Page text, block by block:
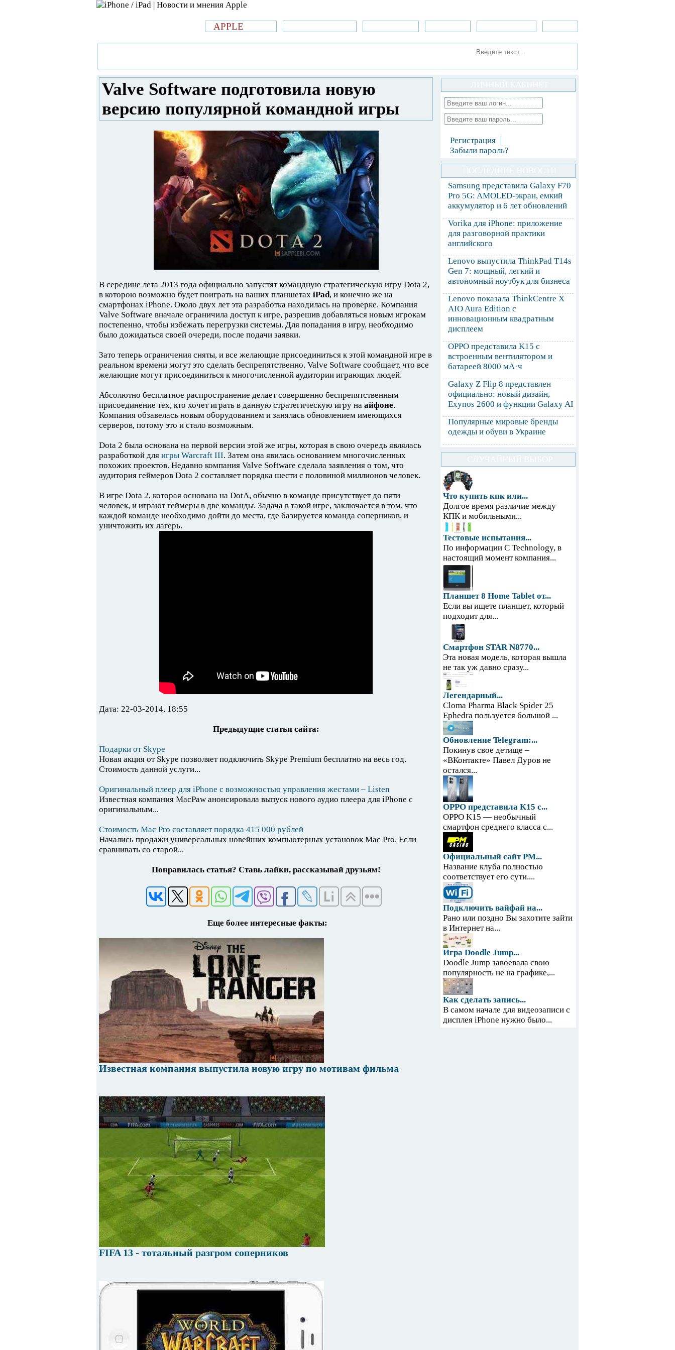
APPLE
Valve Software подготовила новую
версию популярной командной игры
В середине лета 2013 года официально запустят командную стратегическую игру Dota 2,
в которою возможно будет поиграть на ваших планшетах iPad, и конечно же на
смартфонах iPhone. Около двух лет эта разработка находилась на проверке. Компания
Valve Software вначале ограничила доступ к игре, разрешив добавляться новым игрокам
постепенно, чтобы избежать перегрузки системы. Для попадания в игру, необходимо
было дожидаться своей очереди, после подачи заявки.
Зато теперь ограничения сняты, и все желающие присоединиться к этой командной игре в
реальном времени могут это сделать беспрепятственно. Valve Software сообщает, что все
желающие могут присоединиться к многочисленной аудитории играющих людей.
Абсолютно бесплатное распространение делает совершенно беспрепятственным
присоединение тех, кто хочет играть в данную стратегическую игру на айфоне.
Компания обзавелась новым оборудованием и занялась обновлением имеющихся
серверов, потому это и стало возможным.
Dota 2 была основана на первой версии этой же игры, которая в свою очередь являлась
разработкой для игры Warcraft III. Затем она явилась основанием многочисленных
похожих проектов. Недавно компания Valve Software сделала заявления о том, что
аудитория геймеров Dota 2 составляет порядка шести с половиной миллионов человек.
В игре Dota 2, которая основана на DotA, обычно в команде присутствует до пяти
человек, и играют геймеры в две команды. Задача в такой игре, заключается в том, что
каждой команде необходимо дойти до места, где базируется команда соперников, и
уничтожить их лагерь.
Дата: 22-03-2014, 18:55
Предыдущие статьи сайта:
Подарки от Skype
Новая акция от Skype позволяет подключить Skype Premium бесплатно на весь год.
Стоимость данной услуги...
Оригинальный плеер для iPhone с возможностью управления жестами – Listen
Известная компания MacPaw анонсировала выпуск нового аудио плеера для iPhone с
оригинальным...
Стоимость Mac Pro составляет порядка 415 000 рублей
Начались продажи универсальных новейших компьютерных установок Mac Pro. Если
сравнивать со старой...
Понравилась статья? Ставь лайки, рассказывай друзьям!
Еще более интересные факты:
Известная компания выпустила новую игру по мотивам фильма
FIFA 13 - тотальный разгром соперников
Регистрация
Забыли пароль?
Samsung представила Galaxy F70
Pro 5G: AMOLED-экран, емкий
аккумулятор и 6 лет обновлений
Vorika для iPhone: приложение
для разговорной практики
английского
Lenovo выпустила ThinkPad T14s
Gen 7: мощный, легкий и
автономный ноутбук для бизнеса
Lenovo показала ThinkCentre X
AIO Aura Edition с
инновационным квадратным
дисплеем
OPPO представила K15 с
встроенным вентилятором и
батареей 8000 мА·ч
Galaxy Z Flip 8 представлен
официально: новый дизайн,
Exynos 2600 и функции Galaxy AI
Популярные мировые бренды
одежды и обуви в Украине
Что купить кпк или...
Долгое время различие между
КПК и мобильными...
Тестовые испытания...
По информации С Technology, в
настоящий момент компания...
Планшет 8 Home Tablet от...
Если вы ищете планшет, который
подходит для...
Смартфон STAR N8770...
Эта новая модель, которая вышла
не так уж давно сразу...
Легендарный...
Cloma Pharma Black Spider 25
Ephedra пользуется большой ...
Обновление Telegram:...
Покинув свое детище –
«ВКонтакте» Павел Дуров не
остался...
OPPO представила K15 с...
OPPO K15 — необычный
смартфон среднего класса с...
Официальный сайт PM...
Название клуба полностью
соответствует его сути....
Подключить вайфай на...
Рано или поздно Вы захотите зайти
в Интернет на...
Игра Doodle Jump...
Doodle Jump завоевала свою
популярность не на графике,...
Как сделать запись...
В самом начале для видеозаписи с
дисплея iPhone нужно было...